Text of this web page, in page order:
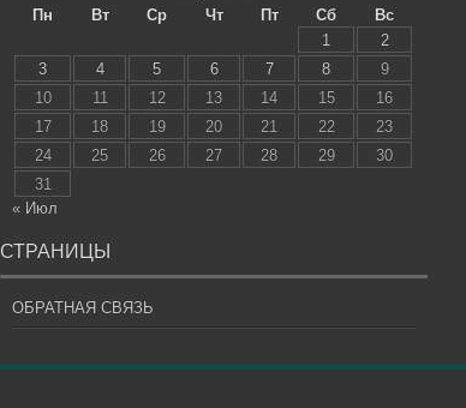
Пн
Вт Ср Чт Пт Сб
Вс
1
2
3
4 5 6 7 8
9
10
11 12 13 14 15
16
17
18 19 20 21 22
23
24
25 26 27 28 29
30
31
« Июл
СТРАНИЦЫ
ОБРАТНАЯ СВЯЗЬ